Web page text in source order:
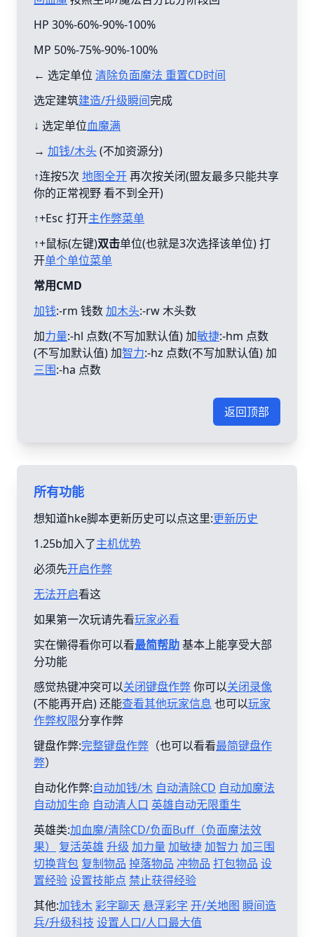
HP 30%-60%-90%-100%
MP 50%-75%-90%-100%
← 选定单位 清除负面魔法 重置CD时间
选定建筑建造/升级瞬间完成
↓ 选定单位血魔满
→ 加钱/木头(不加资源分)
↑连按5次 地图全开再次按关闭(盟友最多只能共享
你的正常视野 看不到全开)
↑+Esc 打开主作弊菜单
↑+鼠标(左键)双击单位(也就是3次选择该单位) 打
开单个单位菜单
常用CMD
加钱:-rm 钱数加木头:-rw 木头数
加力量:-hl 点数(不写加默认值) 加敏捷:-hm 点数
(不写加默认值) 加智力:-hz 点数(不写加默认值) 加
三围:-ha 点数
返回顶部
所有功能
想知道hke脚本更新历史可以点这里:更新历史
1.25b加入了主机优势
必须先开启作弊
无法开启看这
如果第一次玩请先看玩家必看
实在懒得看你可以看最简帮助基本上能享受大部
分功能
感觉热键冲突可以关闭键盘作弊你可以关闭录像
(不能再开启) 还能查看其他玩家信息 也可以玩家
作弊权限分享作弊
键盘作弊:完整键盘作弊 （也可以看看最简键盘作
弊）
自动化作弊:自动加钱/木 自动清除CD 自动加魔法
自动加生命 自动清人口 英雄自动无限重生
英雄类:加血魔/清除CD/负面Buff（负面魔法效
果）
复活英雄 升级 加力量 加敏捷加智力 加三围
切换背包 复制物品 掉落物品 冲物品 打包物品 设
置经验设置技能点 禁止获得经验
其他:加钱木彩字聊天 悬浮彩字 开/关地图 瞬间造
兵/升级科技 设置人口/人口最大值